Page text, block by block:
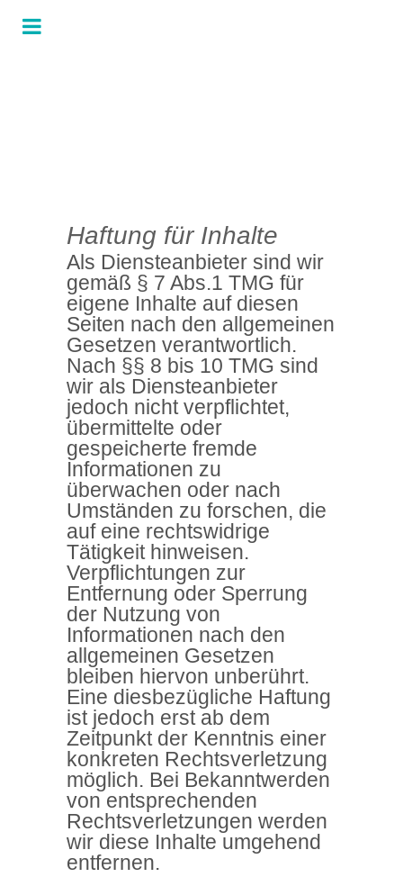
Haftung für Inhalte
Als Diensteanbieter sind wir
gemäß § 7 Abs.1 TMG für
eigene Inhalte auf diesen
Seiten nach den allgemeinen
Gesetzen verantwortlich.
Nach §§ 8 bis 10 TMG sind
wir als Diensteanbieter
jedoch nicht verpflichtet,
übermittelte oder
gespeicherte fremde
Informationen zu
überwachen oder nach
Umständen zu forschen, die
auf eine rechtswidrige
Tätigkeit hinweisen.
Verpflichtungen zur
Entfernung oder Sperrung
der Nutzung von
Informationen nach den
allgemeinen Gesetzen
bleiben hiervon unberührt.
Eine diesbezügliche Haftung
ist jedoch erst ab dem
Zeitpunkt der Kenntnis einer
konkreten Rechtsverletzung
möglich. Bei Bekanntwerden
von entsprechenden
Rechtsverletzungen werden
wir diese Inhalte umgehend
entfernen.